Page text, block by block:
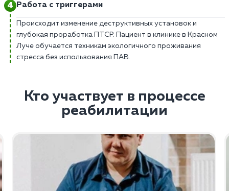
Работа с триггерами
Происходит изменение деструктивных установок и
глубокая проработка ПТСР. Пациент в клинике в Красном
Луче обучается техникам экологичного проживания
стресса без использования ПАВ.
Кто участвует в процессе
реабилитации